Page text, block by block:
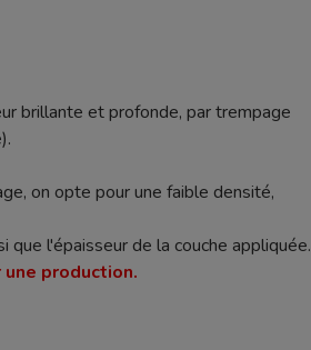
brillante et profonde, par trempage
on opte pour une faible densité,
l'épaisseur de la couche appliquée.
production.